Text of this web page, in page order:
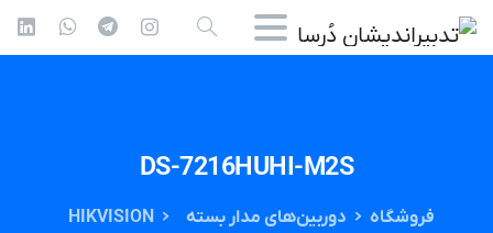
DS-7216HUHI-M2S
فروشگاه دوربین‌های مدار بسته
HIKVISION